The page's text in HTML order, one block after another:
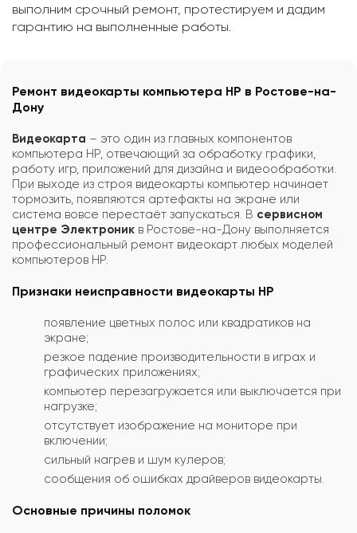
выполним срочный ремонт, протестируем и дадим
гарантию на выполненные работы.
Ремонт видеокарты компьютера HP в Ростове-на-
Дону
Видеокарта – это один из главных компонентов
компьютера HP, отвечающий за обработку графики,
работу игр, приложений для дизайна и видеообработки.
При выходе из строя видеокарты компьютер начинает
тормозить, появляются артефакты на экране или
система вовсе перестаёт запускаться. В сервисном
центре Электроник в Ростове-на-Дону выполняется
профессиональный ремонт видеокарт любых моделей
компьютеров HP.
Признаки неисправности видеокарты HP
появление цветных полос или квадратиков на
экране;
резкое падение производительности в играх и
графических приложениях;
компьютер перезагружается или выключается при
нагрузке;
отсутствует изображение на мониторе при
включении;
сильный нагрев и шум кулеров;
сообщения об ошибках драйверов видеокарты.
Основные причины поломок